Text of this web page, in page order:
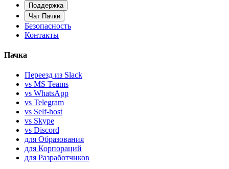
Поддержка
Чат Пачки
Безопасность
Контакты
Пачка
Переезд из Slack
vs MS Teams
vs WhatsApp
vs Telegram
vs Self-host
vs Skype
vs Discord
для Образования
для Корпораций
для Разработчиков